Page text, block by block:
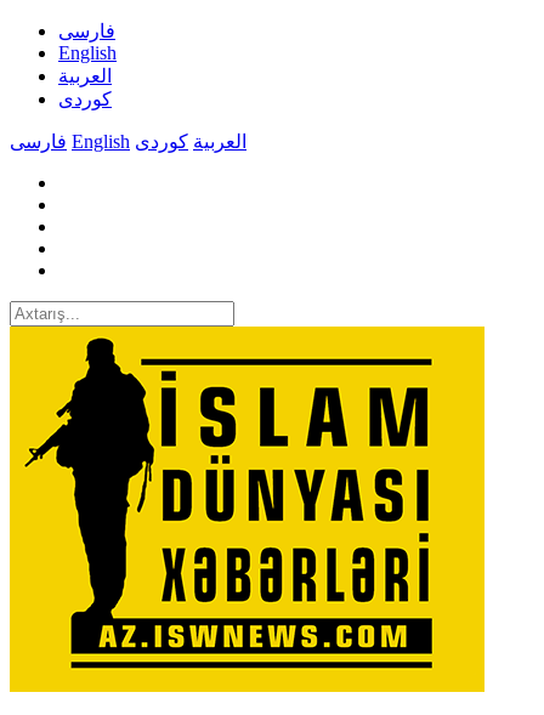
فارسی
English
العربیة
کوردی
فارسی English العربیة کوردی